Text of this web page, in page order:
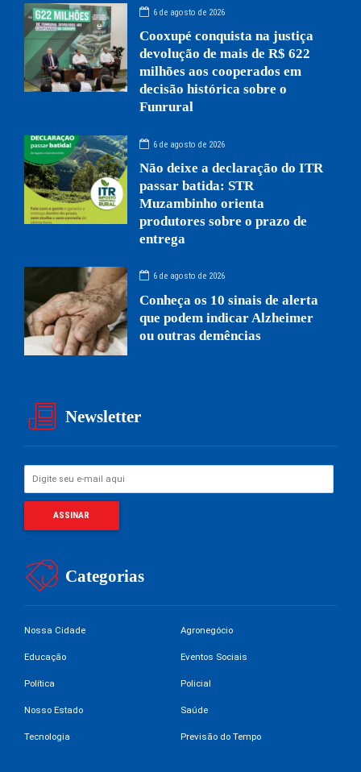
6 de agosto de 2026
Cooxupé conquista na justiça
devolução de mais de R$ 622
milhões aos cooperados em
decisão histórica sobre o
Funrural
6 de agosto de 2026
Não deixe a declaração do ITR
passar batida: STR
Muzambinho orienta
produtores sobre o prazo de
entrega
6 de agosto de 2026
Conheça os 10 sinais de alerta
que podem indicar Alzheimer
ou outras demências
Newsletter
Categorias
Nossa Cidade Agronegócio
Educação Eventos Sociais
Política Policial
Nosso Estado Saúde
Tecnologia Previsão do Tempo